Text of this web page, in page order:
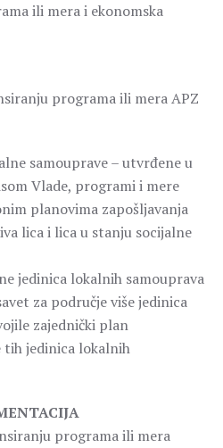
ili mera i ekonomska
programa ili mera APZ
samouprave – utvrđene u
Vlade, programi i mere
planovima zapošljavanja
lica i lica u stanju socijalne
jedinica lokalnih samouprava
za područje više jedinica
zajednički plan
tih jedinica lokalnih
programa ili mera